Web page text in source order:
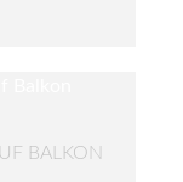
BALKON